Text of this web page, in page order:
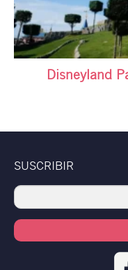
Disneyland
SUSCRIBIR